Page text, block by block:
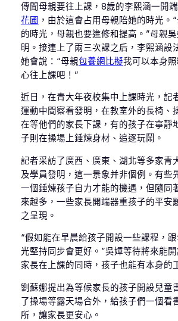
傳聞母親要往上課，8歲的李熙涵一開
花圃 ，由於這會占用母親陪她的時光。
的時光，母親也要進修和提高。”母親
明。接連上了兩三次課之后，李熙涵設
她會說：“母親包養網比擬我可以本身
心往上課吧！”
近日，在青大年夜校集中上課時光，記
運動中間察看發明，在教室外的長椅、
在等他們的家長下課，有的孩子在寧靜
子則在操場上錘煉身材、追逐玩鬧。
記者采訪了廣西、廣東、湖北等多家青
及學員發明，這一景象并非個例。有些
一個錘煉孩子自力才能的機遇，但隨同
來越多，一些家長開端器重孩子的平安
之呈現。
“假如能在早晨給孩子開設一些課程，
光堅持同步會更好。”吳嬋等待將來能
家長在上課的同時，孩子也能有本身的
劉蘇娜提出為等候家長的孩子開設兒童
了操場等露天場合外，給孩子們一個看
所，讓家長更安心。